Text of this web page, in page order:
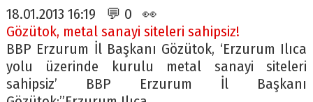
18.01.2013 16:19 💬 0 👀
Gözütok, metal sanayi siteleri sahipsiz!
BBP Erzurum İl Başkanı Gözütok, ‘Erzurum Ilıca
yolu üzerinde kurulu metal sanayi siteleri
sahipsiz’ BBP Erzurum İl Başkanı